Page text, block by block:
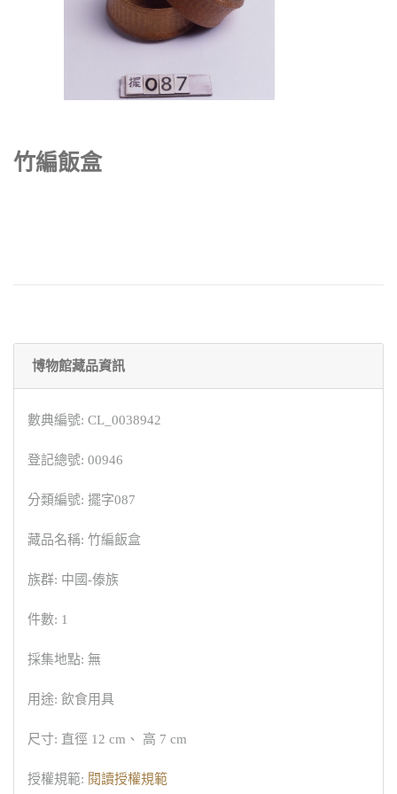
竹編飯盒
博物館藏品資訊
數典編號: CL_0038942
登記總號: 00946
分類編號: 擺字087
藏品名稱: 竹編飯盒
族群: 中國-傣族
件數: 1
採集地點: 無
用途: 飲食用具
尺寸: 直徑 12 cm、 高 7 cm
授權規範: 閱讀授權規範